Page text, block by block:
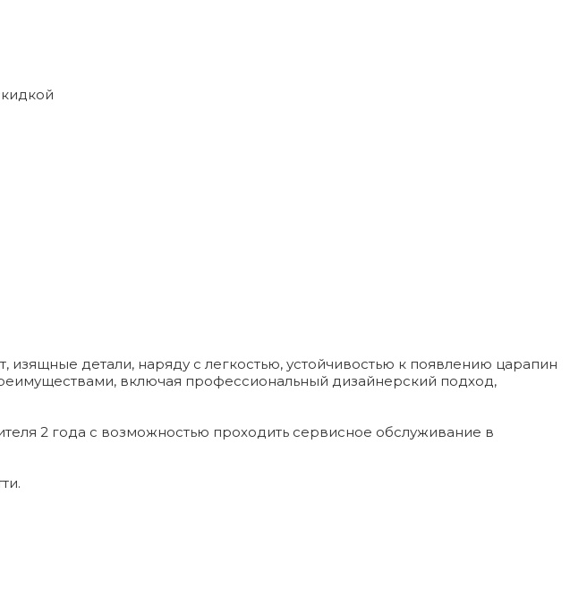
детали, наряду с легкостью, устойчивостью к появлению царапин
включая профессиональный дизайнерский подход,
2 года с возможностью проходить сервисное обслуживание в